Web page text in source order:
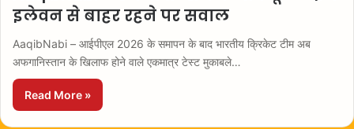
इलेवन से बाहर रहने पर सवाल
AaqibNabi – आईपीएल 2026 के समापन के बाद भारतीय क्रिकेट टीम अब
अफगानिस्तान के खिलाफ होने वाले एकमात्र टेस्ट मुकाबले…
Read More »